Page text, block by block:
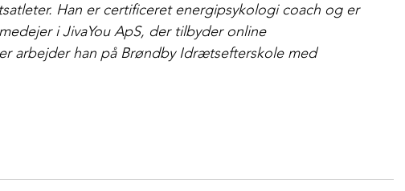
Han er certificeret energipsykologi coach og er
i JivaYou ApS, der tilbyder online
arbejder han på Brøndby Idrætsefterskole med